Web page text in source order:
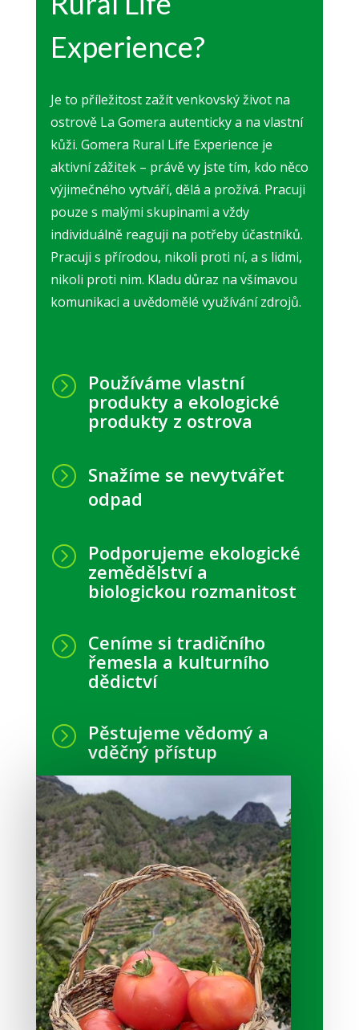
Experience?
Je to příležitost zažít venkovský život na
ostrově La Gomera autenticky a na vlastní
kůži. Gomera Rural Life Experience je
aktivní zážitek – právě vy jste tím, kdo něco
výjimečného vytváří, dělá a prožívá. Pracuji
pouze s malými skupinami a vždy
individuálně reaguji na potřeby účastníků.
Pracuji s přírodou, nikoli proti ní, a s lidmi,
nikoli proti nim. Kladu důraz na všímavou
komunikaci a uvědomělé využívání zdrojů.
= Používáme vlastní
produkty a ekologické
produkty z ostrova
= Snažíme se nevytvářet
odpad
= Podporujeme ekologické
zemědělství a
biologickou rozmanitost
= Ceníme si tradičního
řemesla a kulturního
dědictví
= Pěstujeme vědomý a
vděčný přístup